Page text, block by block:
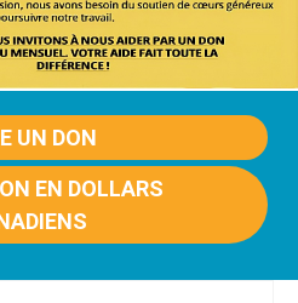
UN DON
EN DOLLARS